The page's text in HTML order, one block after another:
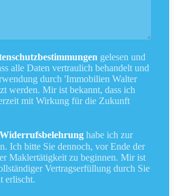
gelesen und
alle Daten vertraulich behandelt und
durch 'Immobilien Walter
werden. Mir ist bekannt, dass ich
mit Wirkung für die Zukunft
Widerrufsbelehrung habe ich zur
Ich bitte Sie dennoch, vor Ende der
Maklertätigkeit zu beginnen. Mir ist
Vertragserfüllung durch Sie
erlischt.